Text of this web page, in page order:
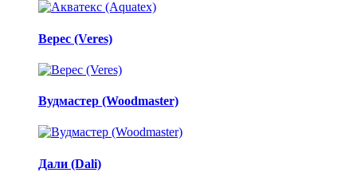
Верес (Veres)
Вудмастер (Woodmaster)
Дали (Dali)